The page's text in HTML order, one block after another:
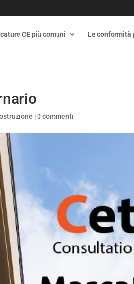
CE più comuni Le conformità
|0 commenti